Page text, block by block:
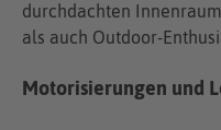
durchdachten
als auch Outdoor-
Motorisierungen und